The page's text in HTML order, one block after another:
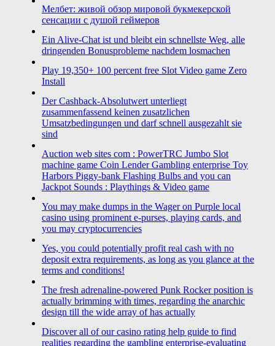
Мелбет: живой обзор мировой букмекерской
сенсации с душой геймеров
Ein Alive-Chat ist und bleibt ein schnellste Weg, alle
dringenden Bonusprobleme nachdem losmachen
Play 19,350+ 100 percent free Slot Video game Zero
Install
Der Cashback-Absolutwert unterliegt
zusammenfassend keinen zusatzlichen
Umsatzbedingungen und darf schnell ausgezahlt sie
sind
Auction web sites com : PowerTRC Jumbo Slot
machine game Coin Lender Gambling enterprise Toy
Harbors Piggy-bank Flashing Bulbs and you can
Jackpot Sounds : Playthings & Video game
You may make dumps in the Wager on Purple local
casino using prominent e-purses, playing cards, and
you may cryptocurrencies
Yes, you could potentially profit real cash with no
deposit extra requirements, as long as you glance at the
terms and conditions!
The fresh adrenaline-powered Punk Rocker position is
actually brimming with times, regarding the anarchic
design till the wide array of has actually
Discover all of our casino rating help guide to find
realities regarding the gambling enterprise-evaluating